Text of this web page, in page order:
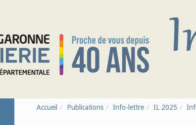
Accueil Publications Info-lettre IL 2025